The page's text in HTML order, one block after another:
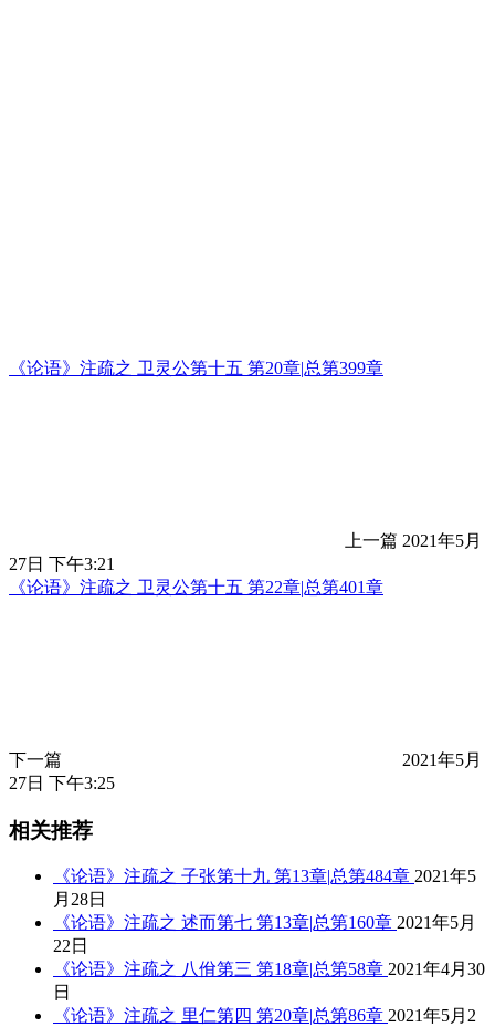
《论语》注疏之 卫灵公第十五 第20章|总第399章
上一篇 2021年5月
27日 下午3:21
《论语》注疏之 卫灵公第十五 第22章|总第401章
下一篇
2021年5月
27日 下午3:25
相关推荐
《论语》注疏之 子张第十九 第13章|总第484章 2021年5
月28日
《论语》注疏之 述而第七 第13章|总第160章 2021年5月
22日
《论语》注疏之 八佾第三 第18章|总第58章 2021年4月30
日
《论语》注疏之 里仁第四 第20章|总第86章 2021年5月2